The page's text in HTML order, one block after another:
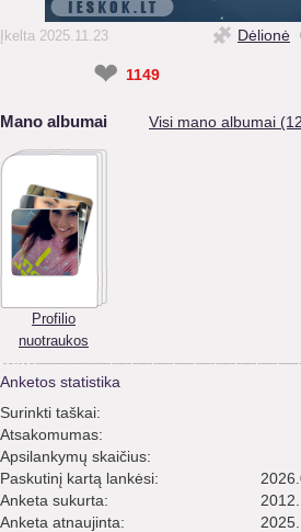
Įkelta 2025.11.23 Dėlionė
❤ 1149
Mano albumai Visi mano albumai
Profilio
nuotraukos
Anketos statistika
Surinkti taškai:
Atsakomumas:
Apsilankymų skaičius:
Paskutinį kartą lankėsi:
Anketa sukurta:
Anketa atnaujinta: